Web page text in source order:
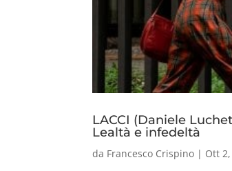
LACCI (Daniele
Lealtà e infedeltà
da Francesco Crispino | Ott